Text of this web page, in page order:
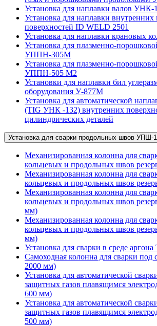
Установка для наплавки валов УНК-
Установка для наплавки
поверхностей ID WELD 2501
Установка для наплавки крановых
Установка для плазменно-
УППН-305М
Установка для плазменно-
УППН-505 М2
Установки для наплавки бил
оборудования У-877М
Установка для автоматической
(TIG УНК -132) внутренних
цилиндрических деталей
Установка для сварки продольных швов УПШ-
Механизированная колонна для
кольцевых и продольных швов
Механизированная колонна для
кольцевых и продольных швов
Механизированная колонна для
кольцевых и продольных швов
мм)
Механизированная колонна для
кольцевых и продольных швов
мм)
Установка для сварки в среде
Самоходная колонна для сварки под
2000 мм)
Установка для автоматической
защитных газов плавящимся
600 мм)
Установка для автоматической
защитных газов плавящимся
500 мм)